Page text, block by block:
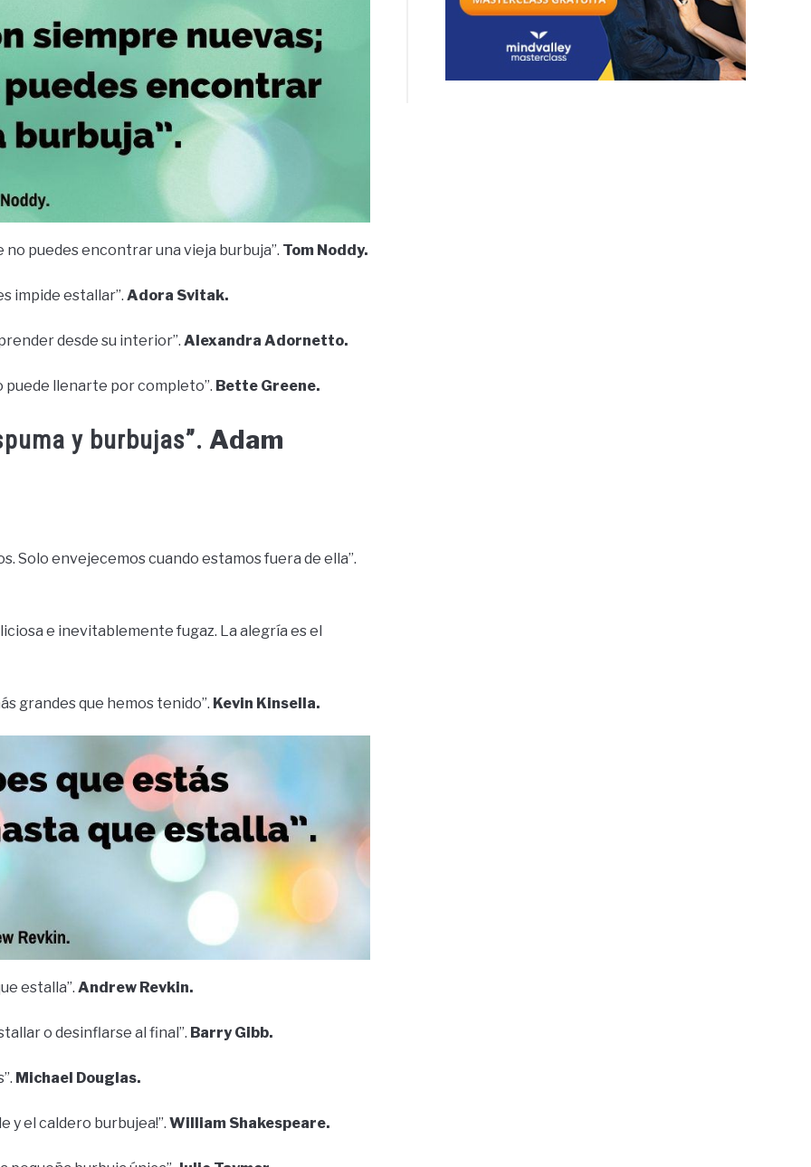
puedes encontrar una vieja burbuja”. Tom Noddy.
impide estallar”. Adora Svitak.
desde su interior”. Alexandra Adornetto.
puede llenarte por completo”. Bette Greene.
y burbujas”. Adam
Solo envejecemos cuando estamos fuera de ella”.
e inevitablemente fugaz. La alegría es el
grandes que hemos tenido”. Kevin Kinsella.
estalla”. Andrew Revkin.
o desinflarse al final”. Barry Gibb.
Michael Douglas.
y el caldero burbujea!”. William Shakespeare.